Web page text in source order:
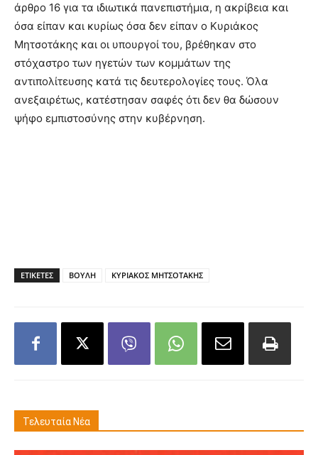
άρθρο 16 για τα ιδιωτικά πανεπιστήμια, η ακρίβεια και
όσα είπαν και κυρίως όσα δεν είπαν ο Κυριάκος
Μητσοτάκης και οι υπουργοί του, βρέθηκαν στο
στόχαστρο των ηγετών των κομμάτων της
αντιπολίτευσης κατά τις δευτερολογίες τους. Όλα
ανεξαιρέτως, κατέστησαν σαφές ότι δεν θα δώσουν
ψήφο εμπιστοσύνης στην κυβέρνηση.
ΕΤΙΚΕΤΕΣ ΒΟΥΛΗ ΚΥΡΙΑΚΟΣ ΜΗΤΣΟΤΑΚΗΣ
Τελευταία Νέα